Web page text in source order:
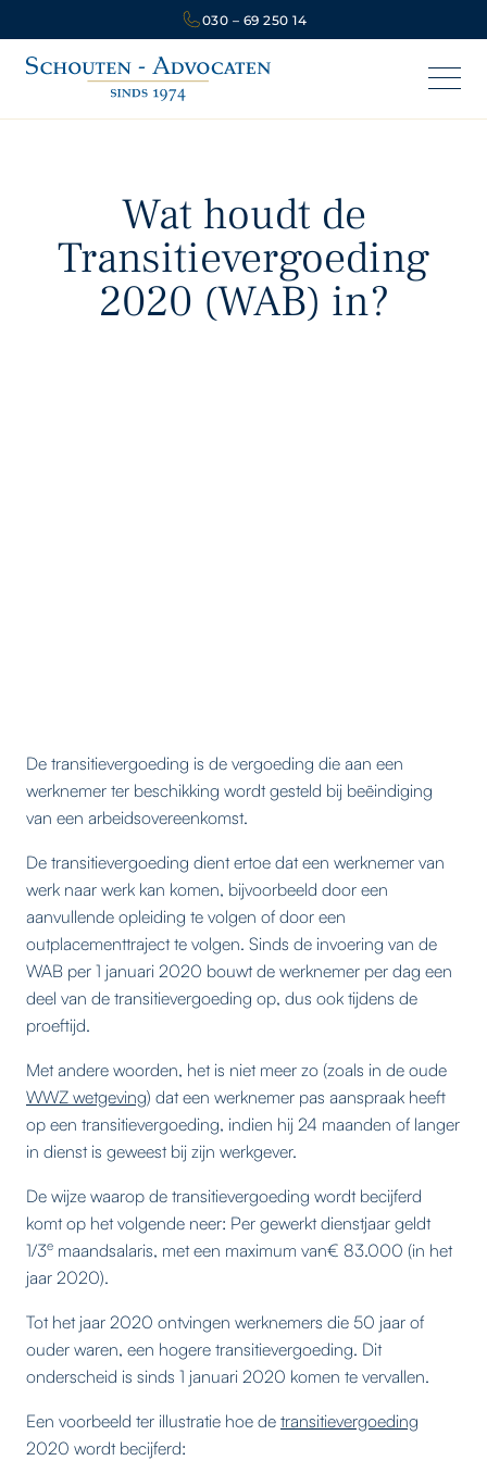
030 – 69 250 14
Wat houdt de
Transitievergoeding
2020 (WAB) in?
De transitievergoeding is de vergoeding die aan een
werknemer ter beschikking wordt gesteld bij beëindiging
van een arbeidsovereenkomst.
De transitievergoeding dient ertoe dat een werknemer van
werk naar werk kan komen, bijvoorbeeld door een
aanvullende opleiding te volgen of door een
outplacementtraject te volgen. Sinds de invoering van de
WAB per 1 januari 2020 bouwt de werknemer per dag een
deel van de transitievergoeding op, dus ook tijdens de
proeftijd.
Met andere woorden, het is niet meer zo (zoals in de oude
WWZ wetgeving) dat een werknemer pas aanspraak heeft
op een transitievergoeding, indien hij 24 maanden of langer
in dienst is geweest bij zijn werkgever.
De wijze waarop de transitievergoeding wordt becijferd
komt op het volgende neer: Per gewerkt dienstjaar geldt
1/3e maandsalaris, met een maximum van€ 83.000 (in het
jaar 2020).
Tot het jaar 2020 ontvingen werknemers die 50 jaar of
ouder waren, een hogere transitievergoeding. Dit
onderscheid is sinds 1 januari 2020 komen te vervallen.
Een voorbeeld ter illustratie hoe de transitievergoeding
2020 wordt becijferd: